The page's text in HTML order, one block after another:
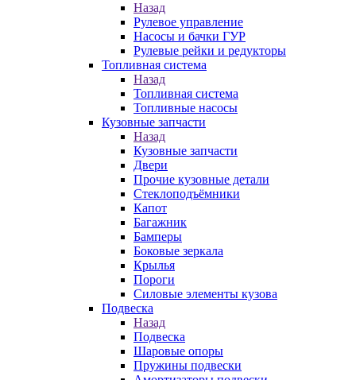
Назад
Рулевое управление
Насосы и бачки ГУР
Рулевые рейки и редукторы
Топливная система
Назад
Топливная система
Топливные насосы
Кузовные запчасти
Назад
Кузовные запчасти
Двери
Прочие кузовные детали
Стеклоподъёмники
Капот
Багажник
Бамперы
Боковые зеркала
Крылья
Пороги
Силовые элементы кузова
Подвеска
Назад
Подвеска
Шаровые опоры
Пружины подвески